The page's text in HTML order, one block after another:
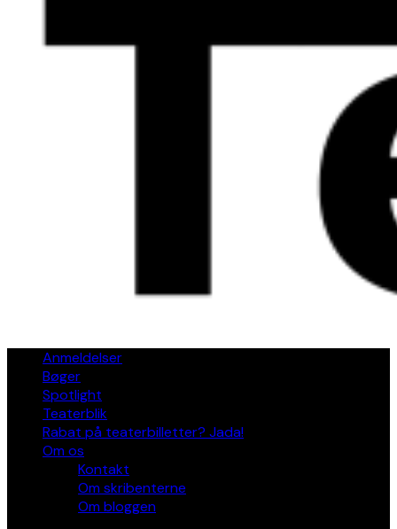
Anmeldelser
Bøger
Spotlight
Teaterblik
Rabat på teaterbilletter? Jada!
Om os
Kontakt
Om skribenterne
Om bloggen